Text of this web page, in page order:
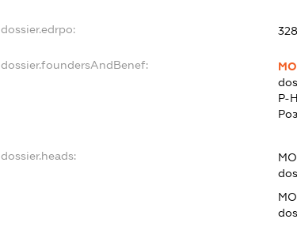
dossier.edrpo:
dossier.foundersAndBenef:
Р-
dossier.heads: